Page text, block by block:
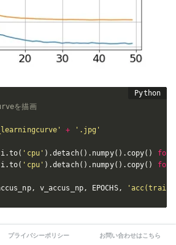
を描画
+ '.jpg'
i.to( 'cpu' ) .detach( ) . numpy( ) . copy( ) for
i.to( 'cpu' ) .detach( ) . numpy( ) . copy( ) for
, v_accus_np, EPOCHS,
プライバシーポリシー お問い合わせはこちら